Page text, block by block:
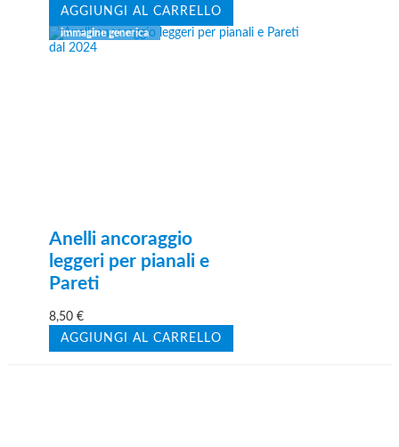
AGGIUNGI AL CARRELLO
Anelli ancoraggio
leggeri per pianali e
Pareti
8,50€
AGGIUNGI AL CARRELLO